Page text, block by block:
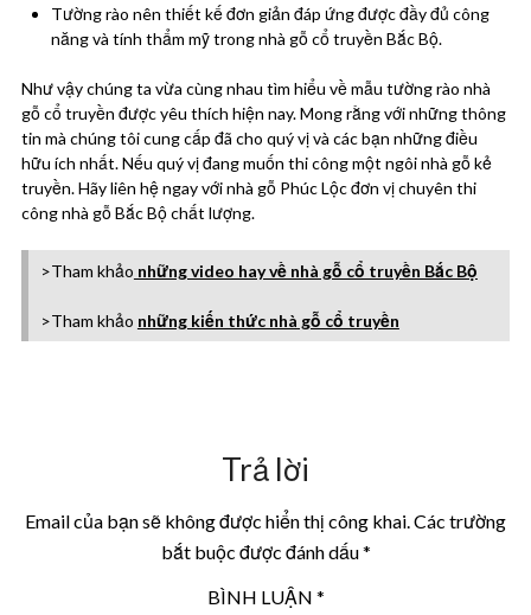
Tường rào nên thiết kế đơn giản đáp ứng được đầy đủ công
năng và tính thẩm mỹ trong nhà gỗ cổ truyền Bắc Bộ.
Như vậy chúng ta vừa cùng nhau tìm hiểu về mẫu tường rào nhà
gỗ cổ truyền được yêu thích hiện nay. Mong rằng với những thông
tin mà chúng tôi cung cấp đã cho quý vị và các bạn những điều
hữu ích nhất. Nếu quý vị đang muốn thi công một ngôi nhà gỗ kẻ
truyền. Hãy liên hệ ngay với nhà gỗ Phúc Lộc đơn vị chuyên thi
công nhà gỗ Bắc Bộ chất lượng.
>Tham khảo những video hay về nhà gỗ cổ truyền Bắc Bộ
>Tham khảo những kiến thức nhà gỗ cổ truyền
Trả lời
Email của bạn sẽ không được hiển thị công khai. Các trường
bắt buộc được đánh dấu*
BÌNH LUẬN *